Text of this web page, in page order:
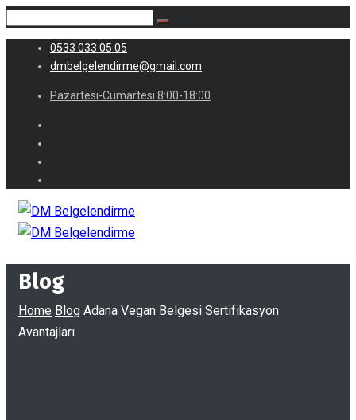
0533 033 05 05
dmbelgelendirme@gmail.com
Pazartesi-Cumartesi 8:00-18:00
Blog
Home Blog Adana Vegan Belgesi Sertifikasyon
Avantajları